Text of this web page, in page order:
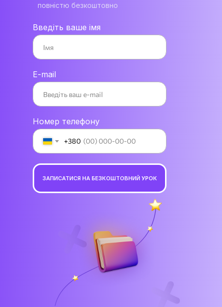
повністю безкоштовно
Введіть ваше імя
E-mail
Номер телефону
+380
ЗАПИСАТИСЯ НА БЕЗКОШТОВНИЙ УРОК